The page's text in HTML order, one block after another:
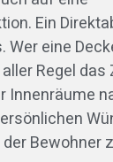
Ein
Wer eine
Regel das
Innenräume
Bewohner